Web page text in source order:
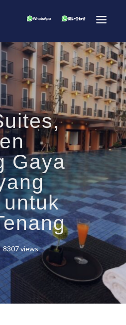
Gaya
untuk
8307 views